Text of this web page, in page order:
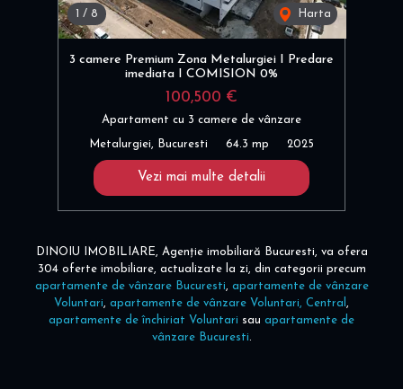
1 / 8 Harta
3 camere Premium Zona Metalurgiei I Predare
imediata I COMISION 0%
100,500 €
Apartament cu 3 camere de vânzare
Metalurgiei, Bucuresti 64.3 mp 2025
Vezi mai multe detalii
DINOIU IMOBILIARE, Agenție imobiliară Bucuresti, va ofera
304 oferte imobiliare, actualizate la zi, din categorii precum
apartamente de vânzare Bucuresti, apartamente de vânzare
Voluntari, apartamente de vânzare Voluntari, Central ,
apartamente de închiriat Voluntari sau apartamente de
vânzare Bucuresti.